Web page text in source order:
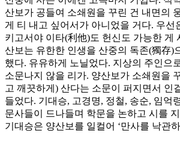
산보가 공들여 소쇄원을 꾸린 건 내면의
게 티 내고 싶어서가 아니었을 거다. 우선
키고서야 이타(利他)도 헌신도 가능한 게
산보는 유한한 인생을 산중의 독존(獨存)
했다. 유유하게 노닐었다. 지상의 주인으
소문나지 않을 리가. 양산보가 소쇄원을
고 깨끗하게) 산다는 소문이 퍼지면서 인
들었다. 기대승, 고경명, 정철, 송순, 임억
문사들이 드나들며 학문을 논하고 시를
기대승은 양산보를 일컬어 ‘만사를 낙관